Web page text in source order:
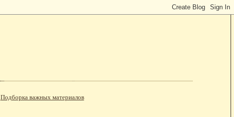
Подборка важных материалов